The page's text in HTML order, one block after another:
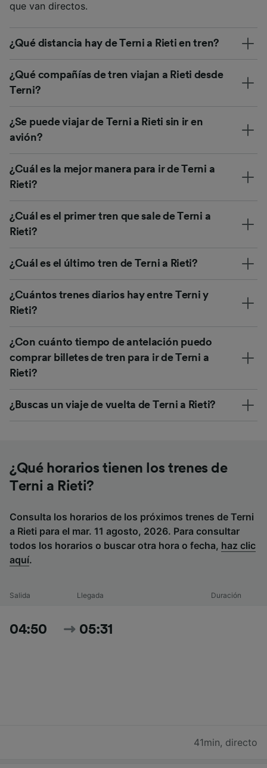
que van directos.
¿Qué distancia hay de Terni a Rieti en tren?
¿Qué compañías de tren viajan a Rieti desde
Terni?
¿Se puede viajar de Terni a Rieti sin ir en
avión?
¿Cuál es la mejor manera para ir de Terni a
Rieti?
¿Cuál es el primer tren que sale de Terni a
Rieti?
¿Cuál es el último tren de Terni a Rieti?
¿Cuántos trenes diarios hay entre Terni y
Rieti?
¿Con cuánto tiempo de antelación puedo
comprar billetes de tren para ir de Terni a
Rieti?
¿Buscas un viaje de vuelta de Terni a Rieti?
¿Qué horarios tienen los trenes de
Terni a Rieti?
Consulta los horarios de los próximos trenes de Terni
a Rieti para el mar. 11 agosto, 2026. Para consultar
todos los horarios o buscar otra hora o fecha, haz clic
aquí.
Salida Llegada Duración
04:50 05:31
41min, directo